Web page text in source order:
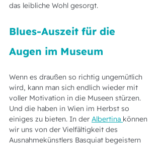
das leibliche Wohl gesorgt.
Blues-Auszeit für die
Augen im Museum
Wenn es draußen so richtig ungemütlich
wird, kann man sich endlich wieder mit
voller Motivation in die Museen stürzen.
Und die haben in Wien im Herbst so
einiges zu bieten. In der Albertina können
wir uns von der Vielfältigkeit des
Ausnahmekünstlers Basquiat begeistern